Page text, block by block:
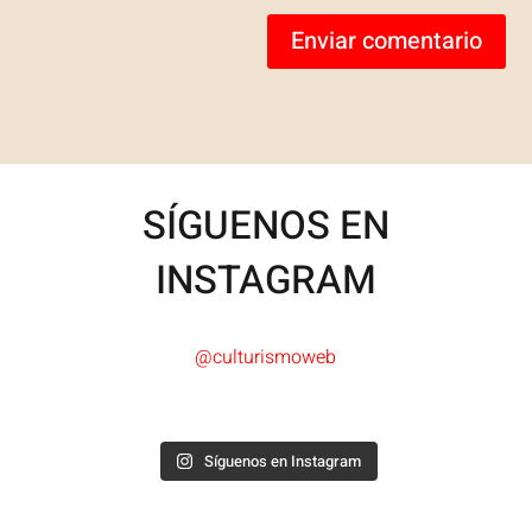
Enviar comentario
SÍGUENOS EN
INSTAGRAM
@culturismoweb
Síguenos en Instagram